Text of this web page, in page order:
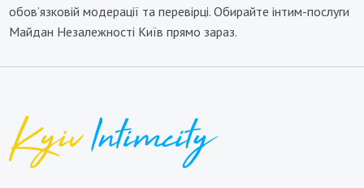
обов’язковій модерації та перевірці. Обирайте інтим-послуги
Майдан Незалежності Київ прямо зараз.